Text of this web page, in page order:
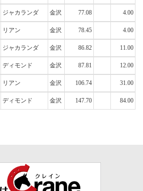
ジャカランダ 金沢 77.08 4.00
リアン 金沢 78.45 4.00
ジャカランダ 金沢 86.82 11.00
ディモンド 金沢 87.81 12.00
リアン 金沢 106.74 31.00
ディモンド 金沢 147.70 84.00